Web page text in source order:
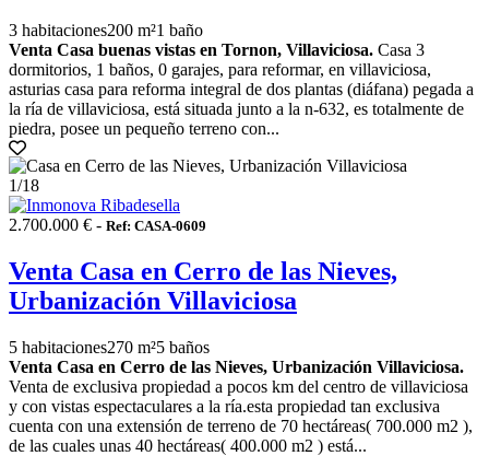
3 habitaciones200 m²1 baño
Venta Casa buenas vistas en Tornon, Villaviciosa. Casa 3
dormitorios, 1 baños, 0 garajes, para reformar, en villaviciosa,
asturias casa para reforma integral de dos plantas (diáfana) pegada a
la ría de villaviciosa, está situada junto a la n-632, es totalmente de
piedra, posee un pequeño terreno con...
1/18
2.700.000 € - Ref: CASA-0609
Venta Casa en Cerro de las Nieves,
Urbanización Villaviciosa
5 habitaciones270 m²5 baños
Venta Casa en Cerro de las Nieves, Urbanización Villaviciosa.
Venta de exclusiva propiedad a pocos km del centro de villaviciosa
y con vistas espectaculares a la ría.esta propiedad tan exclusiva
cuenta con una extensión de terreno de 70 hectáreas( 700.000 m2 ),
de las cuales unas 40 hectáreas( 400.000 m2 ) está...